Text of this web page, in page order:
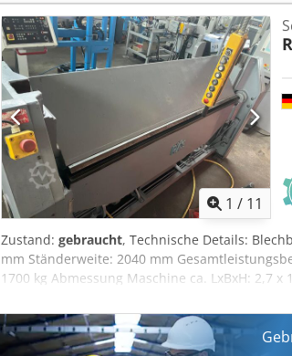
die Fußbedienung manuelle Bedinung O.K.
1 / 11
Zustand: gebraucht, Technische Details:
mm Ständerweite: 2040 mm
1700 kg Abmessung Maschine ca. LxBxH: 2,7 x